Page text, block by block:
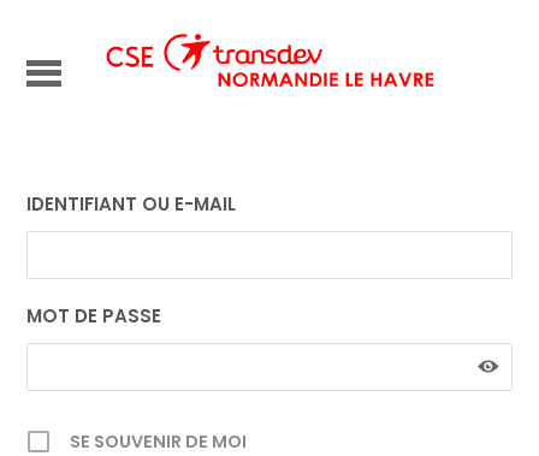
IDENTIFIANT OU E-MAIL
MOT DE PASSE
SE SOUVENIR DE MOI